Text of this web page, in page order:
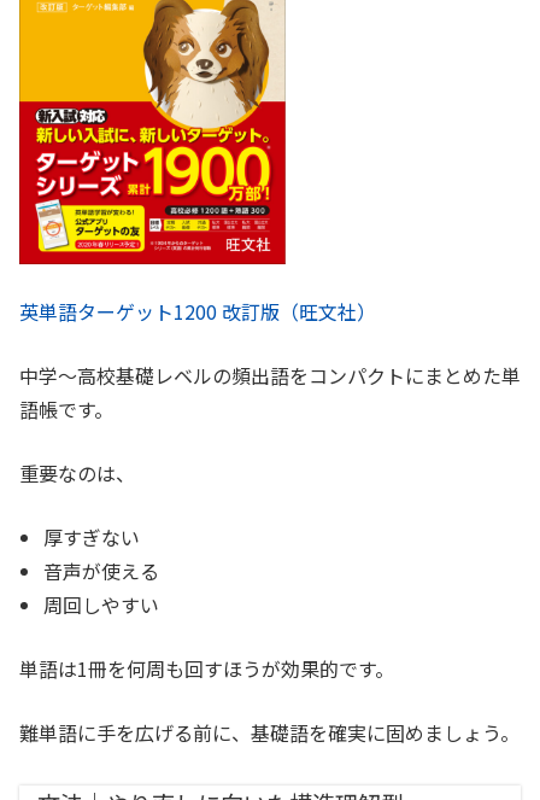
英単語ターゲット1200 改訂版（旺文社）
中学〜高校基礎レベルの頻出語をコンパクトにまとめた単
語帳です。
重要なのは、
厚すぎない
音声が使える
周回しやすい
単語は1冊を何周も回すほうが効果的です。
難単語に手を広げる前に、基礎語を確実に固めましょう。